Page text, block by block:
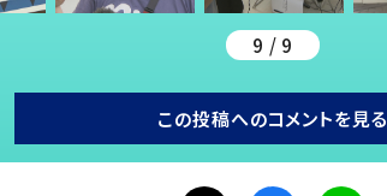
9 / 9
この投稿へのコメントを見る